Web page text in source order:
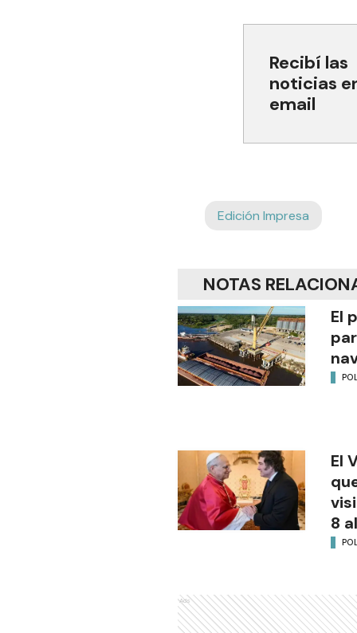
Recibí las
noticias
email
Edición Impresa
NOTAS
El
El
8
Ads